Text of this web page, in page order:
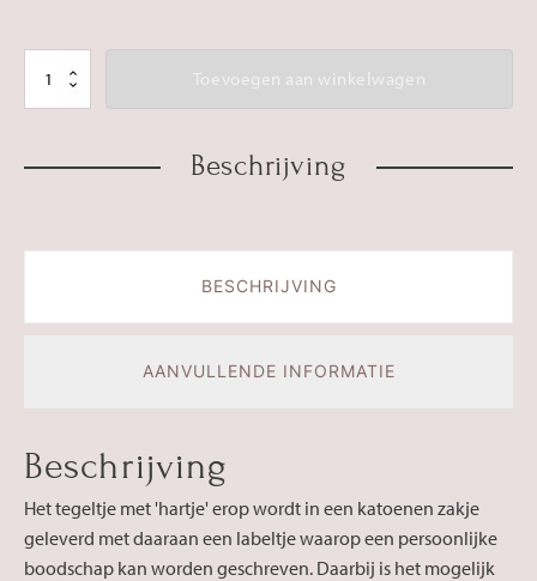
Tegeltje
Toevoegen aan winkelwagen
Beschrijving
BESCHRIJVING
AANVULLENDE INFORMATIE
Beschrijving
Het tegeltje met 'hartje' erop wordt in een katoenen zakje
geleverd met daaraan een labeltje waarop een persoonlijke
boodschap kan worden geschreven. Daarbij is het mogelijk